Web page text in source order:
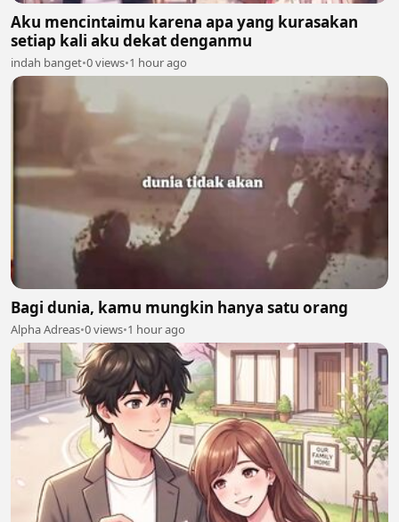
Aku mencintaimu karena apa yang kurasakan
setiap kali aku dekat denganmu
indah banget•0 views•1 hour ago
Bagi dunia, kamu mungkin hanya satu orang
Alpha Adreas•0 views•1 hour ago